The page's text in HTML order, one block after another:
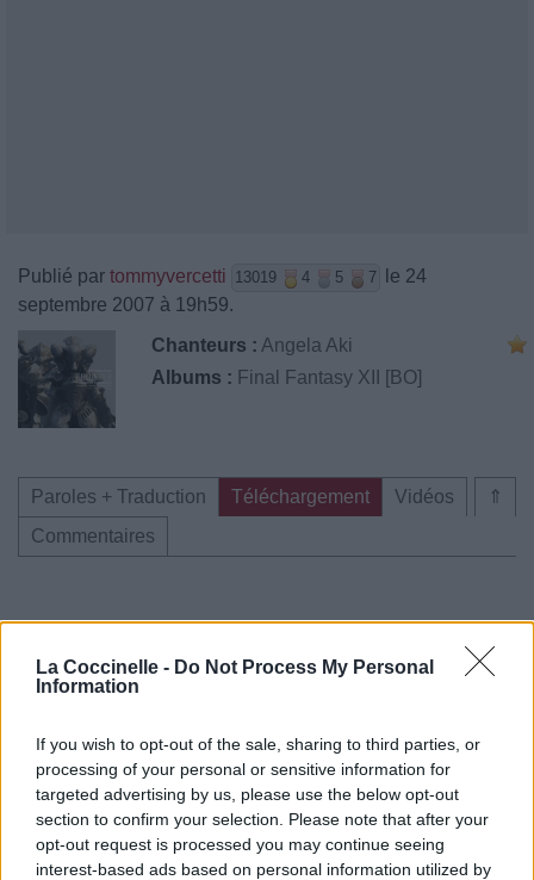
La Coccinelle - Do Not Process My Personal
Information
If you wish to opt-out of the sale, sharing to third parties, or
processing of your personal or sensitive information for
targeted advertising by us, please use the below opt-out
section to confirm your selection. Please note that after your
opt-out request is processed you may continue seeing
interest-based ads based on personal information utilized by
Publié par tommyvercetti 13019 4 5 7
le 24
septembre 2007 à 19h59.
Chanteurs : Angela Aki
Albums : Final Fantasy XII [BO]
⇑
Paroles + Traduction Téléchargement
Vidéos
Commentaires
Pour prolonger le plaisir musical :
Télécharger légalement les MP3 ou trouver le CD sur
Trouver des vinyles et des CD sur
Trouver un instrument de musique ou une partition au
meilleur prix sur